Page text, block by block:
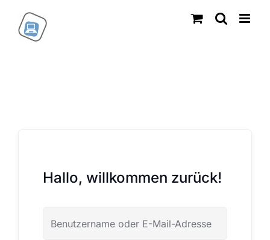
Inhalt
springen
Hallo, willkommen zurück!